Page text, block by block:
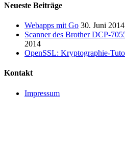
Neueste Beiträge
Webapps mit Go 30. Juni 2014
Scanner des Brother DCP-
2014
OpenSSL: Kryptographie-
Kontakt
Impressum